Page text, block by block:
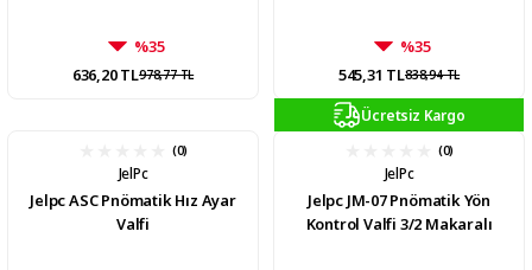
%35
636,20 TL978,77 TL
%35
545,31 TL838,94 TL
(0)
JelPc
Jelpc ASC Pnömatik Hız Ayar
Valfi
Ücretsiz Kargo
(0)
JelPc
Jelpc JM-07 Pnömatik Yön
Kontrol Valfi 3/2 Makaralı